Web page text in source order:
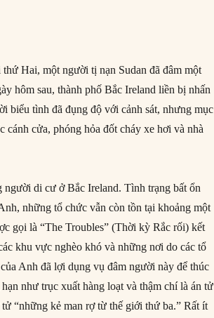
Hai, một người tị nạn Sudan đã đâm một
hôm sau, thành phố Bắc Ireland liền bị nhấn
biểu tình đã đụng độ với cảnh sát, nhưng mục
cửa, phóng hỏa đốt cháy xe hơi và nhà
di cư ở Bắc Ireland. Tình trạng bất ổn
những tổ chức vẫn còn tồn tại khoảng một
gọi là “The Troubles” (Thời kỳ Rắc rối) kết
khu vực nghèo khó và những nơi do các tổ
Anh đã lợi dụng vụ đâm người này để thúc
như trục xuất hàng loạt và thậm chí là án tử
“những kẻ man rợ từ thế giới thứ ba.” Rất ít